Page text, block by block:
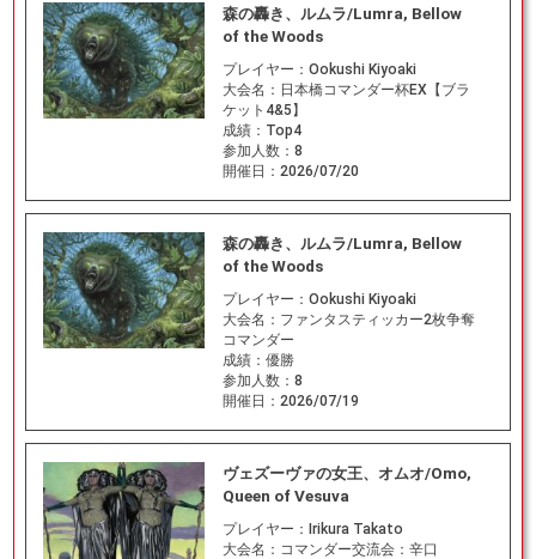
森の轟き、ルムラ/Lumra, Bellow
of the Woods
プレイヤー： Ookushi Kiyoaki
大会名： 日本橋コマンダー杯EX【ブラ
ケット4&5】
成績： Top4
参加人数： 8
開催日： 2026/07/20
森の轟き、ルムラ/Lumra, Bellow
of the Woods
プレイヤー： Ookushi Kiyoaki
大会名： ファンタスティッカー2枚争奪
コマンダー
成績： 優勝
参加人数： 8
開催日： 2026/07/19
ヴェズーヴァの女王、オムオ/Omo,
Queen of Vesuva
プレイヤー： Irikura Takato
大会名： コマンダー交流会：辛口